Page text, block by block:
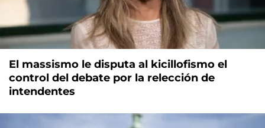
El massismo le disputa al kicillofismo el
control del debate por la relección de
intendentes